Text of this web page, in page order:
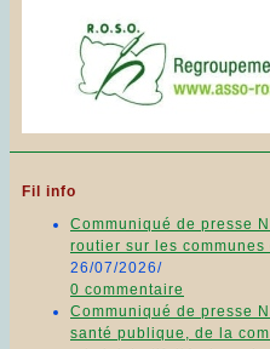
Fil info
Communiqué de presse
routier sur les
26/07/2026/
0 commentaire
Communiqué de presse
santé publique, de la